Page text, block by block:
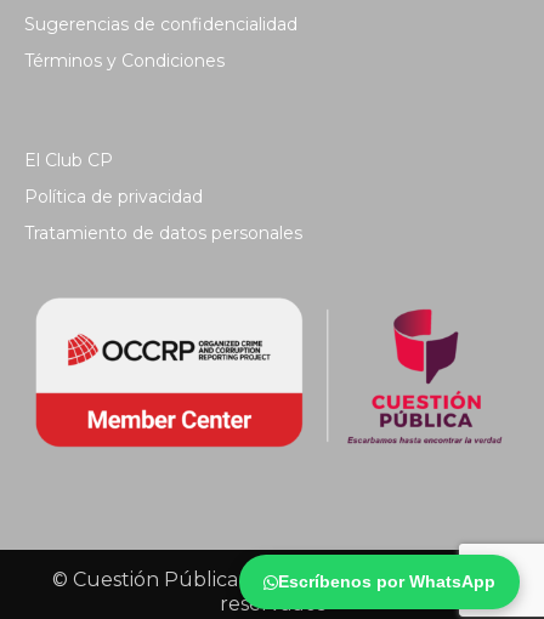
Escríbenos por WhatsApp
Sugerencias de confidencialidad
Términos y Condiciones
El Club CP
Política de privacidad
Tratamiento de datos personales
© Cuestión Pública 2018 - Todos los derechos
reservados